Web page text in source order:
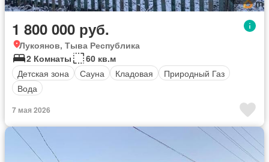
1 800 000 руб.
Лукоянов, Тыва Республика
2 Комнаты
60 кв.м
Детская зона
Сауна Кладовая
Природный Газ
Вода
7 мая 2026